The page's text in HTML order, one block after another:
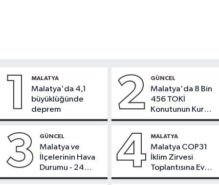
1 MALATYA
Malatya'da 4,1
büyüklüğünde
deprem
2 GÜNCEL
Malatya'da 8 Bin
456 TOKİ
Konutunun Kurası
Bugün Çekiliyor
3 GÜNCEL
Malatya ve
İlçelerinin Hava
Durumu - 24
Temmuz 2026
4 MALATYA
Malatya COP31
İklim Zirvesi
Toplantısına Ev
Sahipliği Yaptı